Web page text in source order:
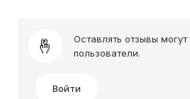
Оставлять отзывы
пользователи.
Войти